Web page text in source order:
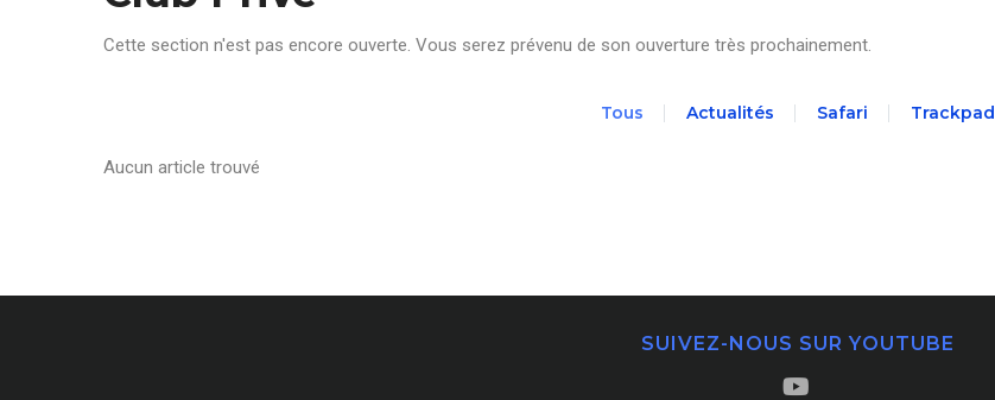
Cette section n'est pas encore ouverte. Vous serez prévenu de son ouverture très prochainement.
Tous Actualités Safari Trackpad
Aucun article trouvé
SUIVEZ-NOUS SUR YOUTUBE